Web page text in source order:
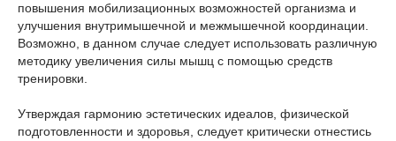
повышения мобилизационных возможностей организма и
улучшения внутримышечной и межмышечной координации.
Возможно, в данном случае следует использовать различную
методику увеличения силы мышц с помощью средств
тренировки.
Утверждая гармонию эстетических идеалов, физической
подготовленности и здоровья, следует критически отнестись